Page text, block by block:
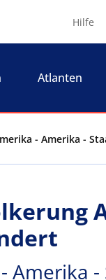
Hilfe
Atlanten
- Amerika -
Amerika